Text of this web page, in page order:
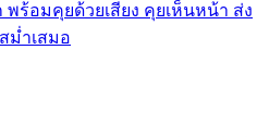
ร้อมคุยด้วยเสียง คุยเห็นหน้า ส่ง
ม่ำเสมอ